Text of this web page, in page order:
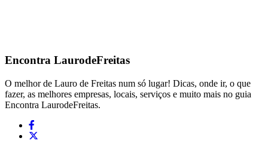
Encontra LaurodeFreitas
O melhor de Lauro de Freitas num só lugar! Dicas, onde ir, o que
fazer, as melhores empresas, locais, serviços e muito mais no guia
Encontra LaurodeFreitas.